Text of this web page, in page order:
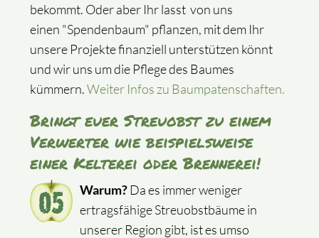
bekommt. Oder aber Ihr lasst von uns
einen "Spendenbaum" pflanzen, mit dem Ihr
unsere Projekte finanziell unterstützen könnt
und wir uns um die Pflege des Baumes
kümmern.Weiter Infos zu Baumpatenschaften.
Bringt euer Streuobst zu einem
Verwerter wie beispielsweise
einer Kelterei oder Brennerei!
Warum?Da es immer weniger
ertragsfähige Streuobstbäume in
unserer Region gibt, ist es umso